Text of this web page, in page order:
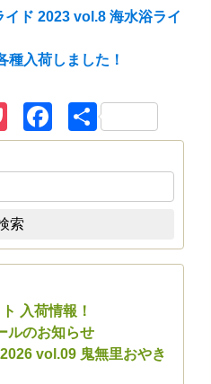
イド 2023 vol.8 海水浴ライ
種入荷しました！
PocketFacebook
共
有
索
入荷情報！
ルのお知らせ
vol.09 鬼無里おやき